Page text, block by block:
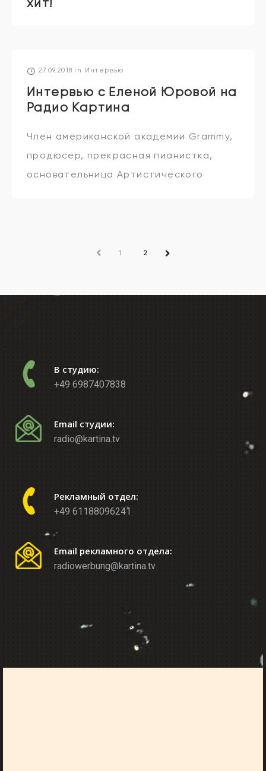
хит!
27.09.2018 in Интервью
Интервью с Еленой Юровой на
Радио Картина
Член американской академии Grammy,
продюсер, прекрасная пианистка,
основательница Артистического
PREV1 2 NEXT
В студию:
+49 6987407838
Email студии:
radio@kartina.tv
Рекламный отдел:
+49 61188096241
Email рекламного отдела:
radiowerbung@kartina.tv